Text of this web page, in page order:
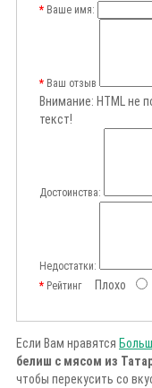
Ваше имя:
Ваш отзыв
Внимание: HTML не
текст!
Достоинства:
Недостатки:
РейтингПлохо
Если Вам нравятся
белиш с мясом из
чтобы перекусить со